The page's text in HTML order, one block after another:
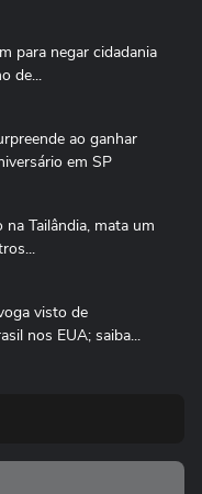
para negar cidadania
de...
ao ganhar
em SP
Tailândia, mata um
visto de
nos EUA; saiba...
na...